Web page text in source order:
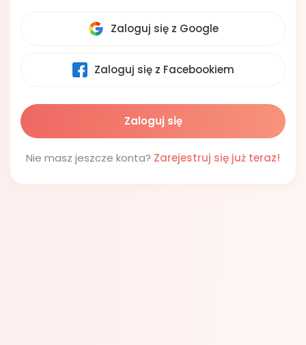
Zaloguj się z Google
Zaloguj się z Facebookiem
Nie masz jeszcze konta? Zarejestruj się już teraz!